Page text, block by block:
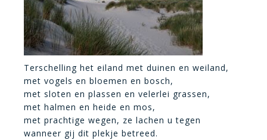
Terschelling het eiland met duinen en weiland,
met vogels en bloemen en bosch,
met sloten en plassen en velerlei grassen,
met halmen en heide en mos,
met prachtige wegen, ze lachen u tegen
wanneer gij dit plekje betreed.